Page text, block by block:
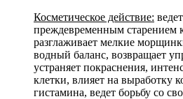
Косметическое действие:
преждевременным старением
разглаживает мелкие
водный баланс, возвращает
устраняет покраснения,
клетки, влияет на выработку
гистамина, ведет борьбу со